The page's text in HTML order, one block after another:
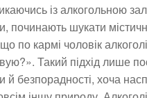
із алкогольною
починають шукати
по кармі чоловік
Такий підхід лише
й безпорадності, хоча